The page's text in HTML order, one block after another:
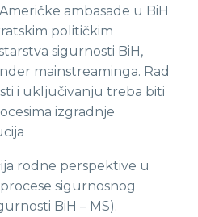
ambasade u BiH
političkim
sigurnosti BiH,
mainstreaminga. Rad
i uključivanju treba biti
izgradnje
rodne perspektive u
sigurnosnog
BiH – MS).